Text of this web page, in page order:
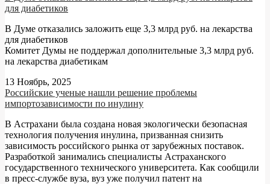
для диабетиков
В Думе отказались заложить еще 3,3 млрд руб. на лекарства
для диабетиков
Комитет Думы не поддержал дополнительные 3,3 млрд руб.
на лекарства диабетикам
13 Ноябрь, 2025
Российские ученые нашли решение проблемы
импортозависимости по инулину
В Астрахани была создана новая экологически безопасная
технология получения инулина, призванная снизить
зависимость российского рынка от зарубежных поставок.
Разработкой занимались специалисты Астраханского
государственного технического университета. Как сообщили
в пресс-службе вуза, вуз уже получил патент на